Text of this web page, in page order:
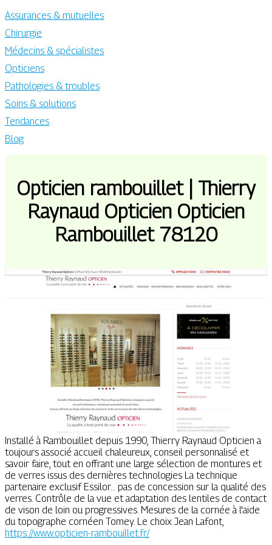
Assurances & mutuelles
Chirurgie
Médecins & spécialistes
Opticiens
Pathologies & troubles
Soins & solutions
Tendances
Blog
Opticien rambouillet | Thierry
Raynaud Opticien Opticien
Rambouillet 78120
Installé à Rambouillet depuis 1990, Thierry Raynaud Opticien a
toujours associé accueil chaleureux, conseil personnalisé et
savoir faire, tout en offrant une large sélection de montures et
de verres issus des dernières technologies La technique
partenaire exclusif Essilor... pas de concession sur la qualité des
verres. Contrôle de la vue et adaptation des lentiles de contact
de vison de loin ou progressives. Mesures de la cornée à l'aide
du topographe cornéen Tomey. Le choix Jean Lafont,
https://www.opticien-rambouillet.fr/